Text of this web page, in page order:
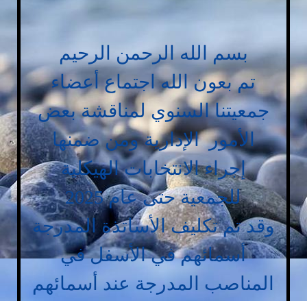
بسم الله الرحمن الرحيم
تم بعون الله اجتماع أعضاء
جمعيتنا السنوي لمناقشة بعض
الأمور الإدارية ومن ضمنها
إجراء الانتخابات الهيكلية
للجمعية حتى عام 2025
وقد تم تكليف الأساتذة المدرجة
أسمائهم في الأسفل في
المناصب المدرجة عند أسمائهم